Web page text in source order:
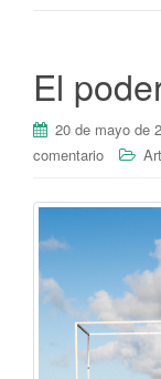
El
20 de mayo de
comentario